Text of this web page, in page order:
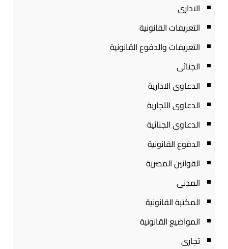
الادارى
التعريفات القانونية
التعريفات والدفوع القانونية
الجنائى
الدعاوى الادارية
الدعاوى التجارية
الدعاوى الجنائية
الدفوع القانونية
القوانين المصرية
المدنى
المكتبة القانونية
المواضيع القانونية
تجارى